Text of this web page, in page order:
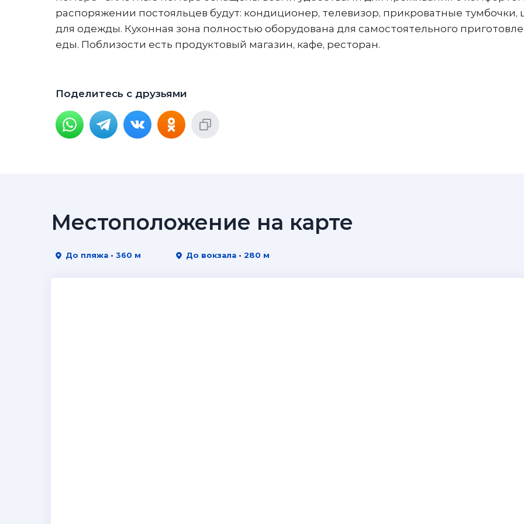
распоряжении постояльцев будут: кондиционер, телевизор, прикроватные тумбочки,
для одежды. Кухонная зона полностью оборудована для самостоятельного
еды. Поблизости есть продуктовый магазин, кафе, ресторан.
Поделитесь с друзьями
Местоположение на карте
До пляжа • 360 м До вокзала • 280 м